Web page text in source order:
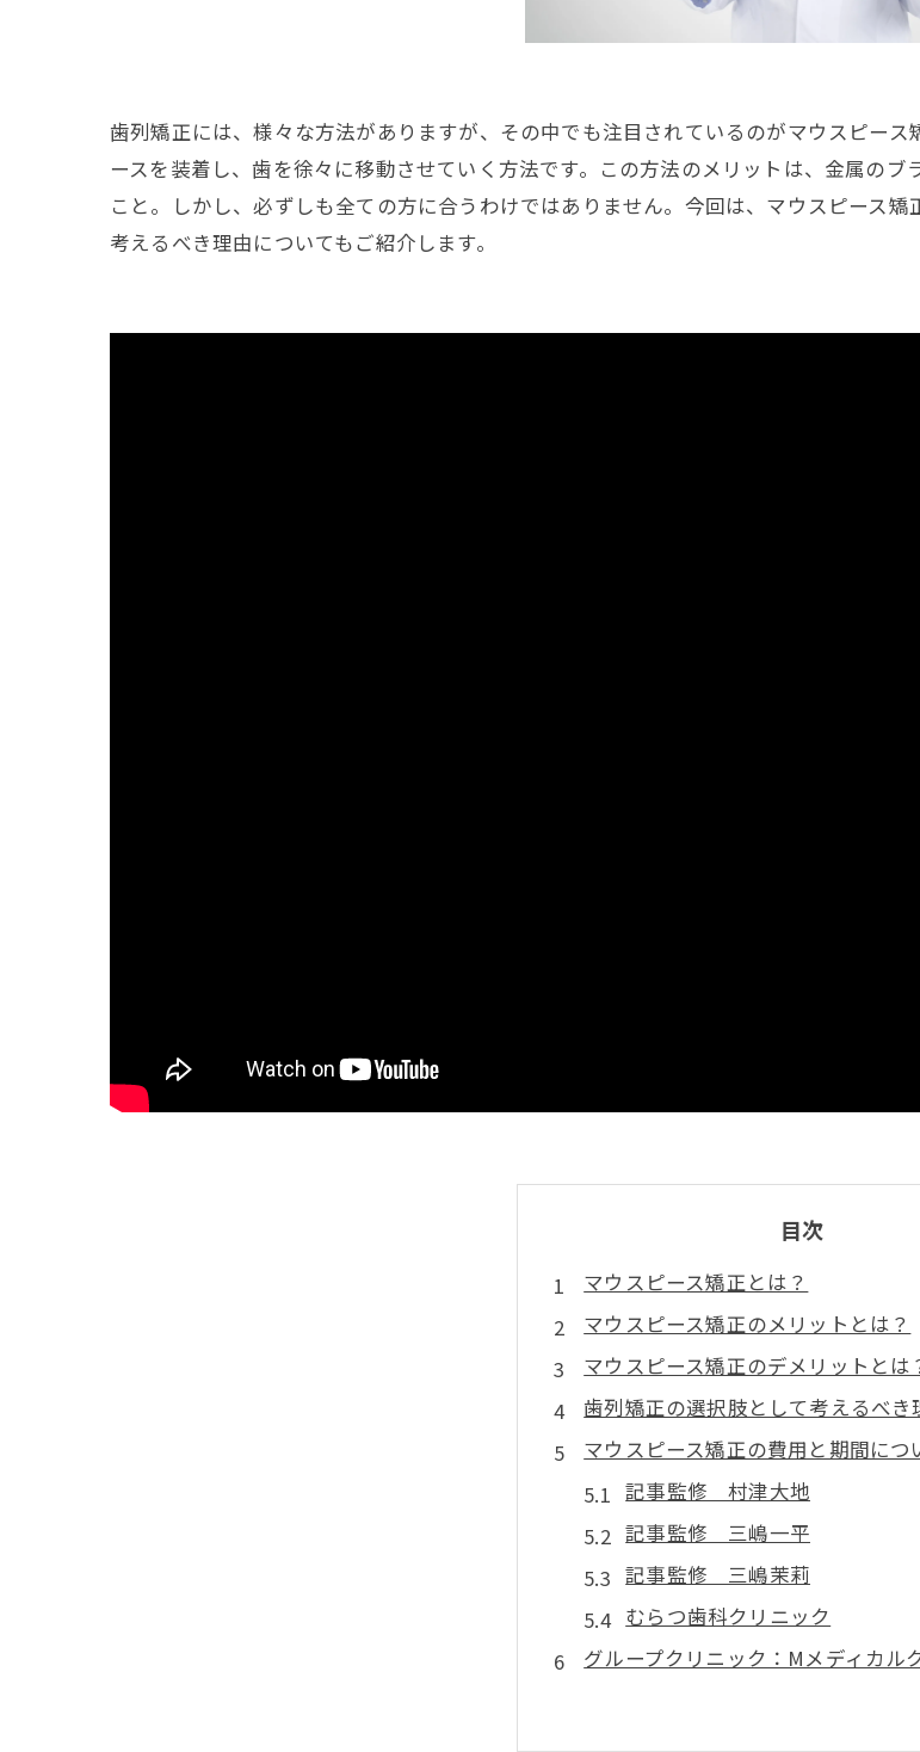
歯列矯正には、様々な方法がありますが、その中でも注目されているのがマウスピー
ースを装着し、歯を徐々に移動させていく方法です。この方法のメリットは、金属の
こと。しかし、必ずしも全ての方に合うわけではありません。今回は、マウスピース
考えるべき理由についてもご紹介します。
目次
マウスピース矯正とは？
マウスピース矯正のメリットとは？
マウスピース矯正のデメリットとは
歯列矯正の選択肢として考えるべき
マウスピース矯正の費用と期間につ
記事監修 村津大地
記事監修 三嶋一平
記事監修 三嶋茉莉
むらつ歯科クリニック
グループクリニック：Mメディカル